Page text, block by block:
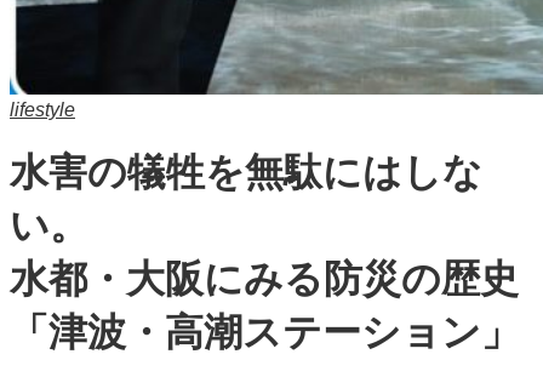
lifestyle
水害の犠牲を無駄にはしな
い。
水都・大阪にみる防災の歴史
「津波・高潮ステーション」